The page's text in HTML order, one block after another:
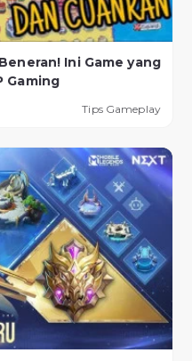
Ini Game yang
Gaming
Tips Gameplay